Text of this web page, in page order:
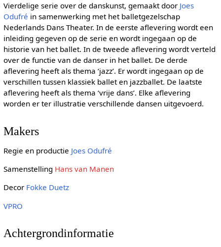
Vierdelige serie over de danskunst, gemaakt door Joes
Odufré in samenwerking met het balletgezelschap
Nederlands Dans Theater. In de eerste aflevering wordt een
inleiding gegeven op de serie en wordt ingegaan op de
historie van het ballet. In de tweede aflevering wordt verteld
over de functie van de danser in het ballet. De derde
aflevering heeft als thema ‘jazz’. Er wordt ingegaan op de
verschillen tussen klassiek ballet en jazzballet. De laatste
aflevering heeft als thema ‘vrije dans’. Elke aflevering
worden er ter illustratie verschillende dansen uitgevoerd.
Makers
Regie en productie Joes Odufré
Samenstelling Hans van Manen
Decor Fokke Duetz
VPRO
Achtergrondinformatie